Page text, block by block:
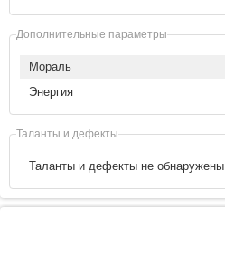
Дополнительные параметры
Мораль
Энергия
Таланты и дефекты
Таланты и дефекты не обнаружены